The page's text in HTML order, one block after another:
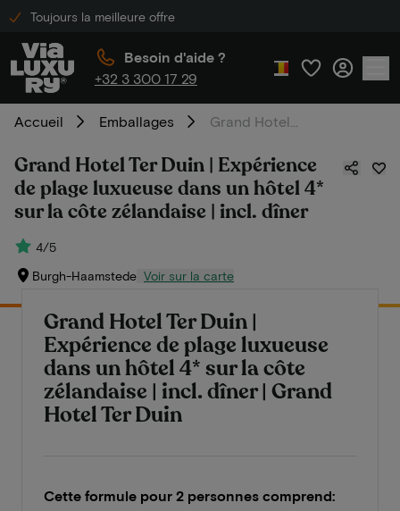
Toujours la meilleure offre
Besoin d'aide ?
+32 3 300 17 29
Accueil Emballages
Grand Hotel Ter Duin | Expérience
de plage luxueuse dans un hôtel 4*
sur la côte zélandaise | incl. dîner
4/5
Burgh-Haamstede Voir sur la carte
Grand Hotel Ter Duin |
Expérience de plage luxueuse
dans un hôtel 4* sur la côte
zélandaise | incl. dîner | Grand
Hotel Ter Duin
Cette formule pour 2 personnes comprend: